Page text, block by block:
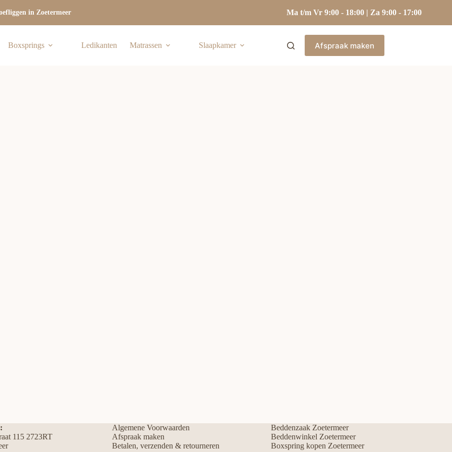
in Zoetermeer Ma t/m Vr 9:00 - 18:00 | Za 9:00 - 17:00
Boxsprings Ledikanten Matrassen Slaapkamer Afspraak maken
115 2723RT
Algemene Voorwaarden
Afspraak maken
Betalen, verzenden & retourneren
Beddenzaak Zoetermeer
Beddenwinkel Zoetermeer
Boxspring kopen Zoetermeer